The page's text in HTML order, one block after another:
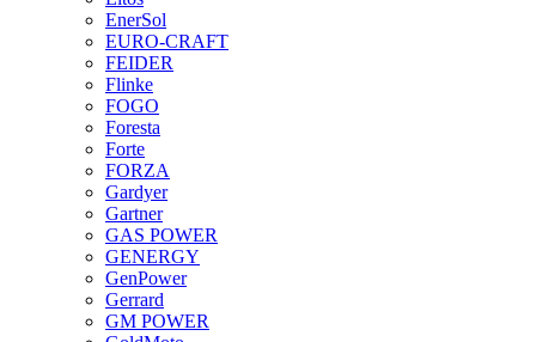
EnerSol
EURO-CRAFT
FEIDER
Flinke
FOGO
Foresta
Forte
FORZA
Gardyer
Gartner
GAS POWER
GENERGY
GenPower
Gerrard
GM POWER